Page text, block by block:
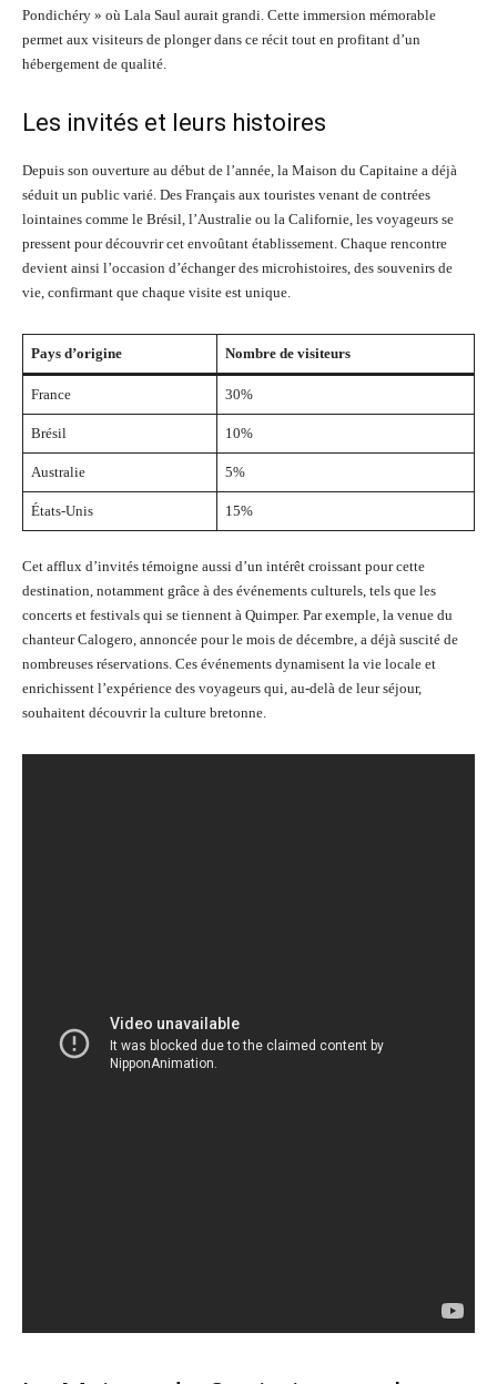
Pondichéry » où Lala Saul aurait grandi. Cette immersion mémorable
permet aux visiteurs de plonger dans ce récit tout en profitant d’un
hébergement de qualité.
Les invités et leurs histoires
Depuis son ouverture au début de l’année, la Maison du Capitaine a déjà
séduit un public varié. Des Français aux touristes venant de contrées
lointaines comme le Brésil, l’Australie ou la Californie, les voyageurs se
pressent pour découvrir cet envoûtant établissement. Chaque rencontre
devient ainsi l’occasion d’échanger des microhistoires, des souvenirs de
vie, confirmant que chaque visite est unique.
Pays d’origine Nombre de visiteurs
France 30%
Brésil 10%
Australie 5%
États-Unis 15%
Cet afflux d’invités témoigne aussi d’un intérêt croissant pour cette
destination, notamment grâce à des événements culturels, tels que les
concerts et festivals qui se tiennent à Quimper. Par exemple, la venue du
chanteur Calogero, annoncée pour le mois de décembre, a déjà suscité de
nombreuses réservations. Ces événements dynamisent la vie locale et
enrichissent l’expérience des voyageurs qui, au-delà de leur séjour,
souhaitent découvrir la culture bretonne.